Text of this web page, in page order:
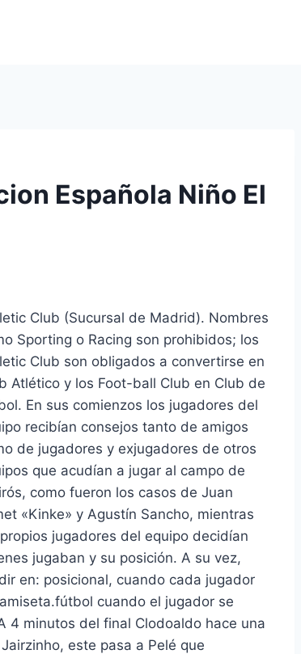
Española Niño El
Club (Sucursal de Madrid). Nombres
Sporting o Racing son prohibidos; los
Club son obligados a convertirse en
Atlético y los Foot-ball Club en Club de
En sus comienzos los jugadores del
recibían consejos tanto de amigos
de jugadores y exjugadores de otros
que acudían a jugar al campo de
como fueron los casos de Juan
«Kinke» y Agustín Sancho, mientras
jugadores del equipo decidían
jugaban y su posición. A su vez,
en: posicional, cuando cada jugador
cuando el jugador se
4 minutos del final Clodoaldo hace una
este pasa a Pelé que